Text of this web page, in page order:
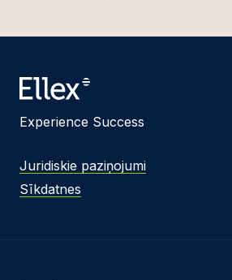
Experience Success
Juridiskie paziņojumi
Sīkdatnes